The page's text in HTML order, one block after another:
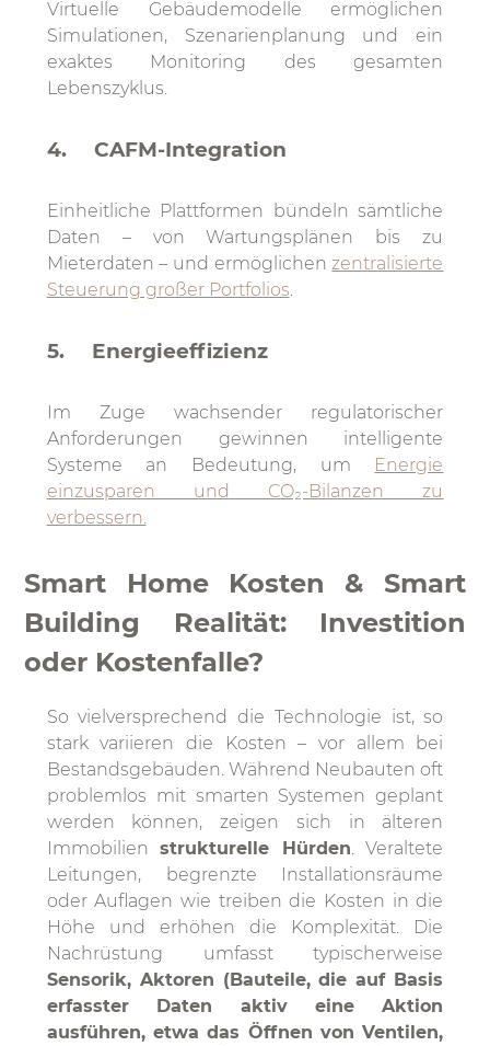
Virtuelle Gebäudemodelle ermöglichen
Simulationen, Szenarienplanung und ein
exaktes Monitoring des gesamten
Lebenszyklus.
4. CAFM-Integration
Einheitliche Plattformen bündeln sämtliche
Daten – von Wartungsplänen bis zu
Mieterdaten – und ermöglichenzentralisierte
Steuerung großer Portfolios.
5. Energieeffizienz
Im Zuge wachsender regulatorischer
Anforderungen gewinnen intelligente
Systeme an Bedeutung, um Energie
einzusparen und CO₂-Bilanzen zu
verbessern.
Smart Home Kosten & Smart
Building Realität: Investition
oder Kostenfalle?
So vielversprechend die Technologie ist, so
stark variieren die Kosten – vor allem bei
Bestandsgebäuden. Während Neubauten oft
problemlos mit smarten Systemen geplant
werden können, zeigen sich in älteren
Immobilienstrukturelle Hürden. Veraltete
Leitungen, begrenzte Installationsräume
oder Auflagen wie treiben die Kosten in die
Höhe und erhöhen die Komplexität. Die
Nachrüstung umfasst typischerweise
Sensorik, Aktoren (Bauteile, die auf Basis
erfasster Daten aktiv eine Aktion
ausführen, etwa das Öffnen von Ventilen,